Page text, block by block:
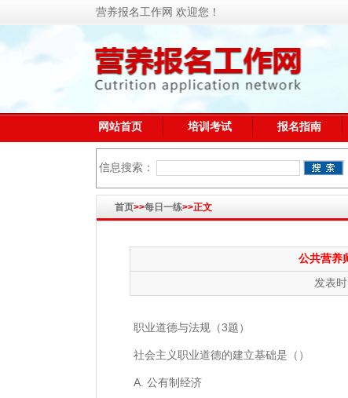
营养报名工作网 欢迎您！
网站首页 培训考试 报名指南
信息搜索：
首页>>每日一练>>正文
公共营养
发表
职业道德与法规（3题）
社会主义职业道德的建立基础是（）
A. 公有制经济